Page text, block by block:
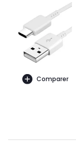
Comparer